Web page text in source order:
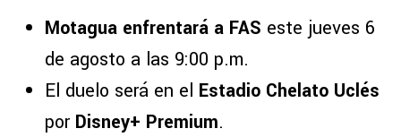
Motagua enfrentará a FAS este jueves 6
de agosto a las 9:00 p.m.
El duelo será en el Estadio Chelato Uclés
por Disney+ Premium.